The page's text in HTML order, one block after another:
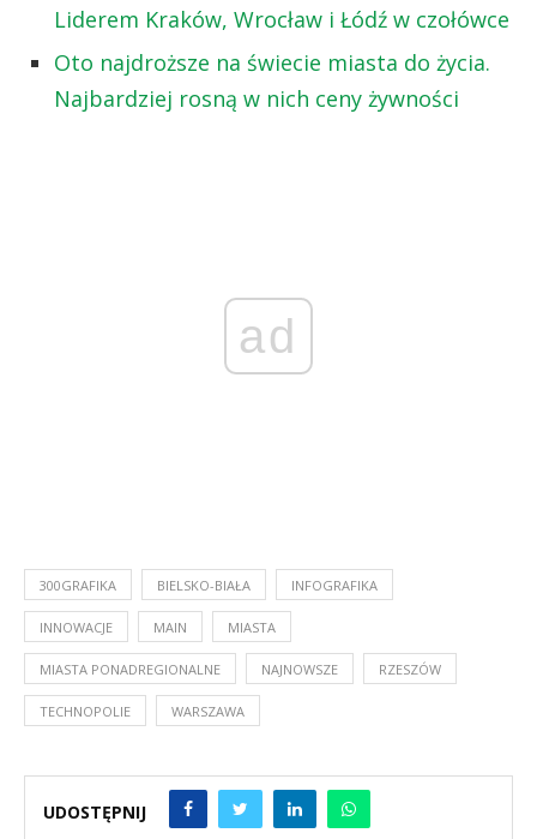
Liderem Kraków, Wrocław i Łódź w czołówce
Oto najdroższe na świecie miasta do życia.
Najbardziej rosną w nich ceny żywności
ad
300GRAFIKA BIELSKO-BIAŁA INFOGRAFIKA
INNOWACJE MAIN MIASTA
MIASTA PONADREGIONALNE NAJNOWSZE RZESZÓW
TECHNOPOLIE WARSZAWA
UDOSTĘPNIJ